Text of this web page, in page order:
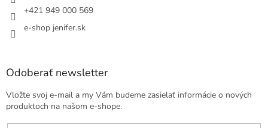
+421 949 000 569
e-shop jenifer.sk
Odoberať newsletter
Vložte svoj e-mail a my Vám budeme zasielať informácie o nových
produktoch na našom e-shope.